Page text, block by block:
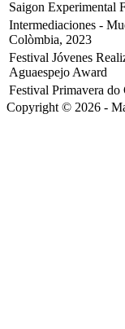
Saigon Experimental
Intermediaciones -
Colòmbia, 2023
Festival Jóvenes
Aguaespejo Award
Festival Primavera do
Copyright © 2026 -